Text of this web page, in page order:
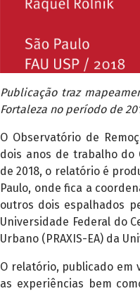
Publicação traz
Fortaleza no período de
O Observatório de
dois anos de trabalho do
de 2018, o relatório é
Paulo, onde fica a
outros dois espalhados
Universidade Federal do
Urbano (PRAXIS-EA) da
O relatório, publicado em
as experiências bem